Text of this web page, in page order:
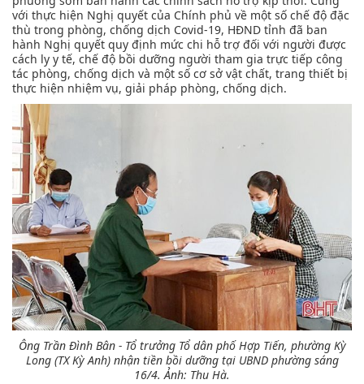
với thực hiện Nghị quyết của Chính phủ về một số chế độ đặc
thù trong phòng, chống dịch Covid-19, HĐND tỉnh đã ban
hành Nghị quyết quy định mức chi hỗ trợ đối với người được
cách ly y tế, chế độ bồi dưỡng người tham gia trực tiếp công
tác phòng, chống dịch và một số cơ sở vật chất, trang thiết bị
thực hiện nhiệm vụ, giải pháp phòng, chống dịch.
Ông Trần Đình Bân - Tổ trưởng Tổ dân phố Hợp Tiến, phường Kỳ
Long (TX Kỳ Anh) nhận tiền bồi dưỡng tại UBND phường sáng
16/4. Ảnh: Thu Hà.